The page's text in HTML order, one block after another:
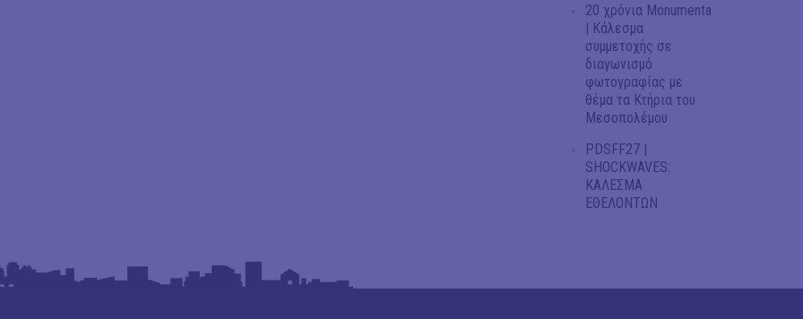
20 χρόνια Monumenta
| Κάλεσμα
συμμετοχής σε
διαγωνισμό
φωτογραφίας με
θέμα τα Κτήρια του
Μεσοπολέμου
PDSFF27 |
SHOCKWAVES:
ΚΑΛΕΣΜΑ
ΕΘΕΛΟΝΤΩΝ